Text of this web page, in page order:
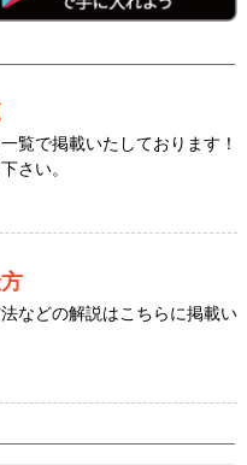
覧で掲載いたしております！
さい。
などの解説はこちらに掲載い